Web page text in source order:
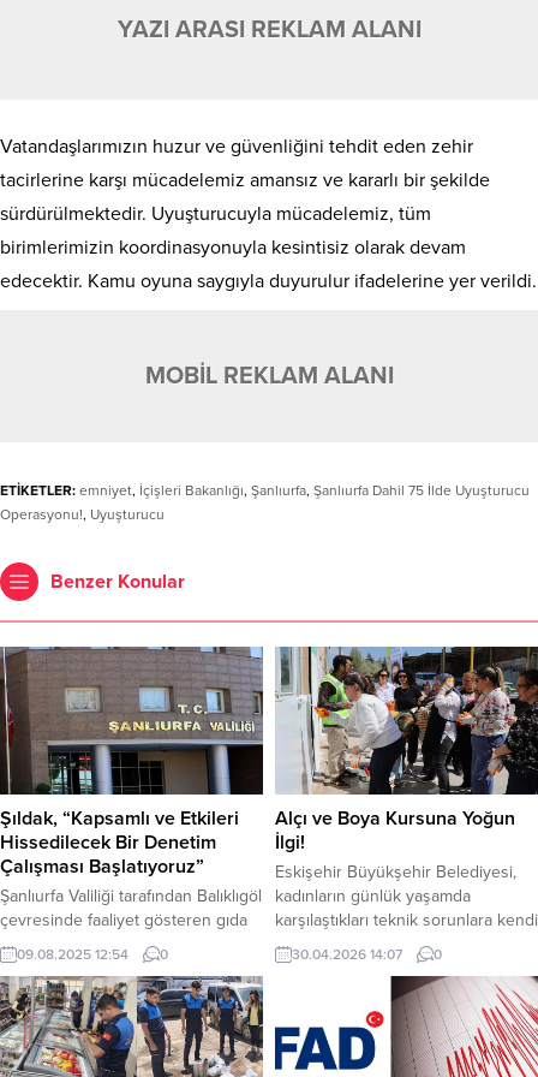
YAZI ARASI REKLAM ALANI
Vatandaşlarımızın huzur ve güvenliğini tehdit eden zehir
tacirlerine karşı mücadelemiz amansız ve kararlı bir şekilde
sürdürülmektedir. Uyuşturucuyla mücadelemiz, tüm
birimlerimizin koordinasyonuyla kesintisiz olarak devam
edecektir. Kamu oyuna saygıyla duyurulur ifadelerine yer verildi.
MOBİL REKLAM ALANI
ETİKETLER: emniyet, İçişleri Bakanlığı, Şanlıurfa, Şanlıurfa Dahil 75 İlde Uyuşturucu
Operasyonu!, Uyuşturucu
Benzer Konular
Şıldak, “Kapsamlı ve Etkileri
Hissedilecek Bir Denetim
Çalışması Başlatıyoruz”
Şanlıurfa Valiliği tarafından Balıklıgöl
çevresinde faaliyet gösteren gıda
üretim ve satış yerlerine yönelik
olarak düzenlenen eğitim
çalışmaları sona erdi. 8 Temmuz’da
işletmelerin sahipleri ve
çalışanlarının katılımıyla başlatılan
eğitim çalışmaları işletme türlerinin
09.08.2025 12:54 0
Alçı ve Boya Kursuna Yoğun
İlgi!
Eskişehir Büyükşehir Belediyesi,
kadınların günlük yaşamda
karşılaştıkları teknik sorunlara kendi
başlarına çözüm üretebilmelerini
desteklemek amacıyla düzenlediği
kurslara devam ediyor. “Kadınlar
için Alçı ve Boya Kursu”, teorik
veuygulamalı eğitimleriyle
katılımcılardan tam not aldı.
30.04.2026 14:07 0